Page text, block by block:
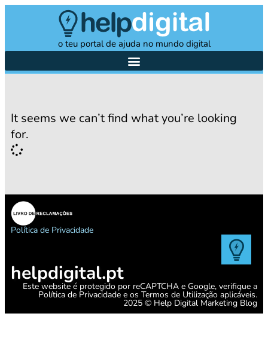
o teu portal de ajuda no mundo digital
It seems we can’t find what you’re looking
for.
Política de Privacidade
helpdigital.pt
Este website é protegido por reCAPTCHA e Google, verifique a
Política de Privacidade e os Termos de Utilização aplicáveis.
2025 © Help Digital Marketing Blog